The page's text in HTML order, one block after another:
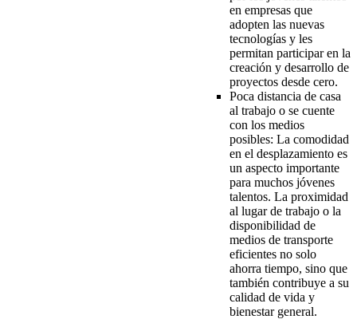
en empresas que
adopten las nuevas
tecnologías y les
permitan participar en la
creación y desarrollo de
proyectos desde cero.
Poca distancia de casa
al trabajo o se cuente
con los medios
posibles: La comodidad
en el desplazamiento es
un aspecto importante
para muchos jóvenes
talentos. La proximidad
al lugar de trabajo o la
disponibilidad de
medios de transporte
eficientes no solo
ahorra tiempo, sino que
también contribuye a su
calidad de vida y
bienestar general.